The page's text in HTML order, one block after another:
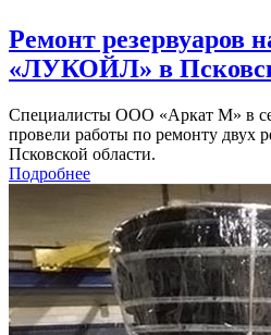
Ремонт резервуаров
«ЛУКОЙЛ» в
Специалисты ООО «Аркат М» в
провели работы по ремонту двух
Псковской области.
Подробнее